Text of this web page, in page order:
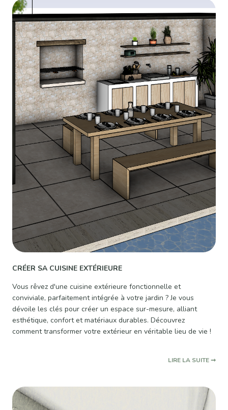
CRÉER SA CUISINE EXTÉRIEURE
Vous rêvez d'une cuisine extérieure fonctionnelle et
conviviale, parfaitement intégrée à votre jardin ? Je vous
dévoile les clés pour créer un espace sur-mesure, alliant
esthétique, confort et matériaux durables. Découvrez
comment transformer votre extérieur en véritable lieu de vie !